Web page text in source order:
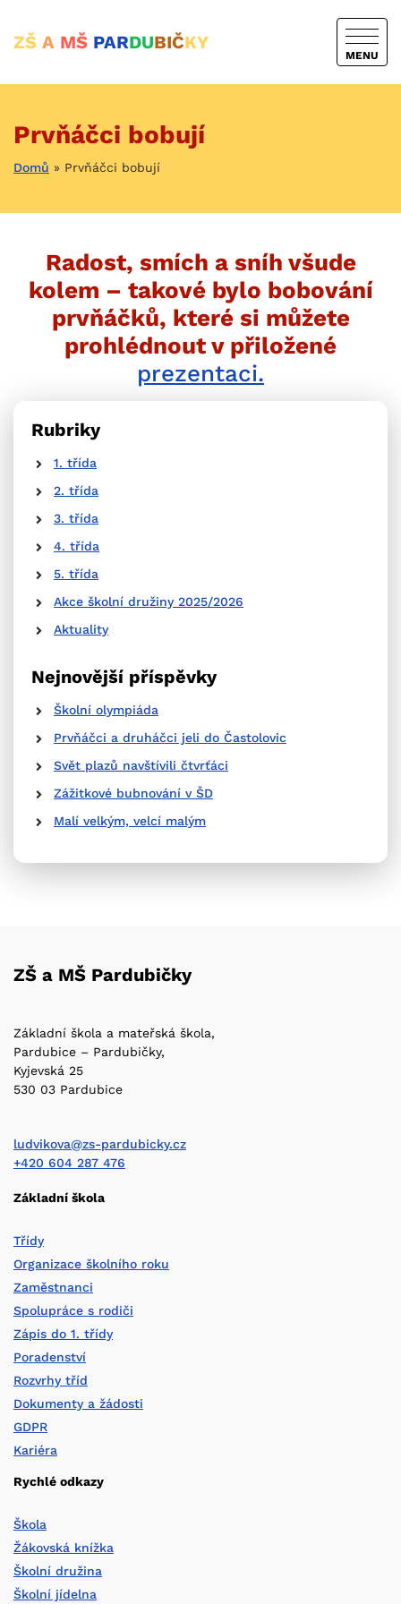
ZŠ A MŠ PARDUBIČKY
MENU
Prvňáčci bobují
Domů » Prvňáčci bobují
Radost, smích a sníh všude
kolem – takové bylo bobování
prvňáčků, které si můžete
prohlédnout v přiložené
prezentaci.
Rubriky
1. třída
2. třída
3. třída
4. třída
5. třída
Akce školní družiny 2025/2026
Aktuality
Nejnovější příspěvky
Školní olympiáda
Prvňáčci a druháčci jeli do Častolovic
Svět plazů navštívili čtvrťáci
Zážitkové bubnování v ŠD
Malí velkým, velcí malým
ZŠ a MŠ Pardubičky
Základní škola a mateřská škola,
Pardubice – Pardubičky,
Kyjevská 25
530 03 Pardubice
ludvikova@zs-pardubicky.cz
+420 604 287 476
Základní škola
Třídy
Organizace školního roku
Zaměstnanci
Spolupráce s rodiči
Zápis do 1. třídy
Poradenství
Rozvrhy tříd
Dokumenty a žádosti
GDPR
Kariéra
Rychlé odkazy
Škola
Žákovská knížka
Školní družina
Školní jídelna